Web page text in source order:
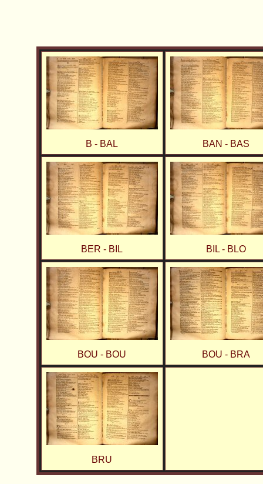
B - BAL BAN - BAS
BER - BIL BIL - BLO
BOU - BOU BOU - BRA
BRU